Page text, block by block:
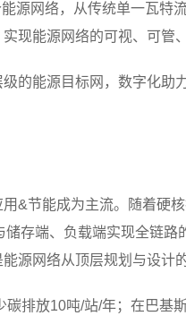
源网络，从传统单一瓦
现能源网络的可视、可管
的能源目标网，数字化
&节能成为主流。随着硬
存端、负载端实现全链
源网络从顶层规划与设计
排放10吨/站/年；在巴基